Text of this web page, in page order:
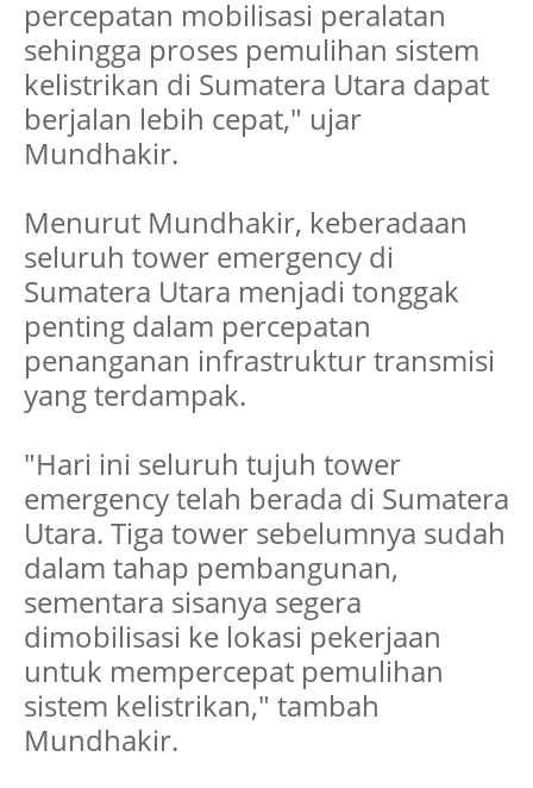
percepatan mobilisasi peralatan
sehingga proses pemulihan sistem
kelistrikan di Sumatera Utara dapat
berjalan lebih cepat," ujar
Mundhakir.
Menurut Mundhakir, keberadaan
seluruh tower emergency di
Sumatera Utara menjadi tonggak
penting dalam percepatan
penanganan infrastruktur transmisi
yang terdampak.
"Hari ini seluruh tujuh tower
emergency telah berada di Sumatera
Utara. Tiga tower sebelumnya sudah
dalam tahap pembangunan,
sementara sisanya segera
dimobilisasi ke lokasi pekerjaan
untuk mempercepat pemulihan
sistem kelistrikan," tambah
Mundhakir.